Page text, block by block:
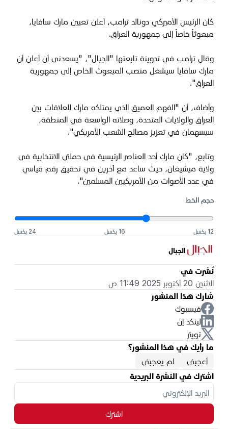
كان الرئيس الأميركي دونالد ترامب، أعلن تعيين مارك سافايا،
مبعوثاً خاصاً إلى جمهورية العراق.
وقال ترامب في تدوينة تابعتها "الجبال"، "يسعدني أن أعلن أن
مارك سافايا سيشغل منصب المبعوث الخاص إلى جمهورية
العراق".
وأضاف، أن "الفهم العميق الذي يمتلكه مارك للعلاقات بين
العراق والولايات المتحدة، وصلاته الواسعة في المنطقة،
سيسهمان في تعزيز مصالح الشعب الأمريكي".
وتابع، "كان مارك أحد العناصر الرئيسية في حملتي الانتخابية في
ولاية ميشيغان، حيث ساعد مع آخرين في تحقيق رقم قياسي
في عدد الأصوات من الأمريكيين المسلمين".
حجم الخط
12 بكسل 16 بكسل 24 بكسل
الجبال
نُشرت في
الاثنين 20 أكتوبر 2025 11:49 ص
شارك هذا المنشور
فيسبوك
لينكد إن
تويتر
ما رأيك في هذا المنشور؟
أعجبني
لم يعجبني
اشترك في النشرة البريدية
اشترك